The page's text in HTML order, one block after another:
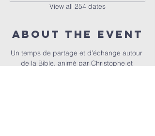
View all 254 dates
About the event
Un temps de partage et d’échange autour
de la Bible, animé par Christophe et